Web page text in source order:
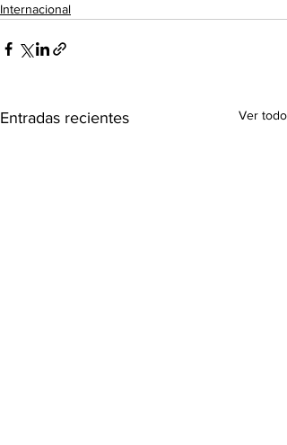
Internacional
Entradas recientes Ver todo